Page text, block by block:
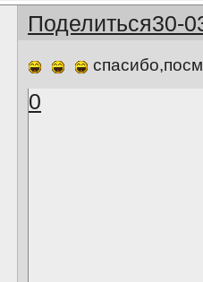
Поделиться30-
0